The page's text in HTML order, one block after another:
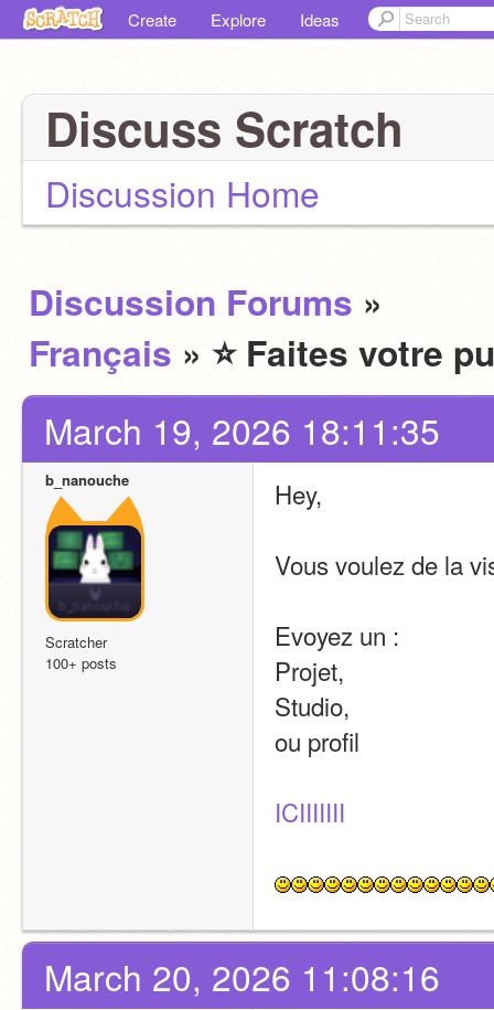
Create Explore Ideas
Discuss Scratch
Discussion Home
Discussion Forums »
Français » ⭐️ Faites votre
March 19, 2026 18:11:35
b_nanouche
Scratcher
100+ posts
Hey,
Vous voulez de la
Evoyez un :
Projet,
Studio,
ou profil
ICIIIIIII
March 20, 2026 11:08:16